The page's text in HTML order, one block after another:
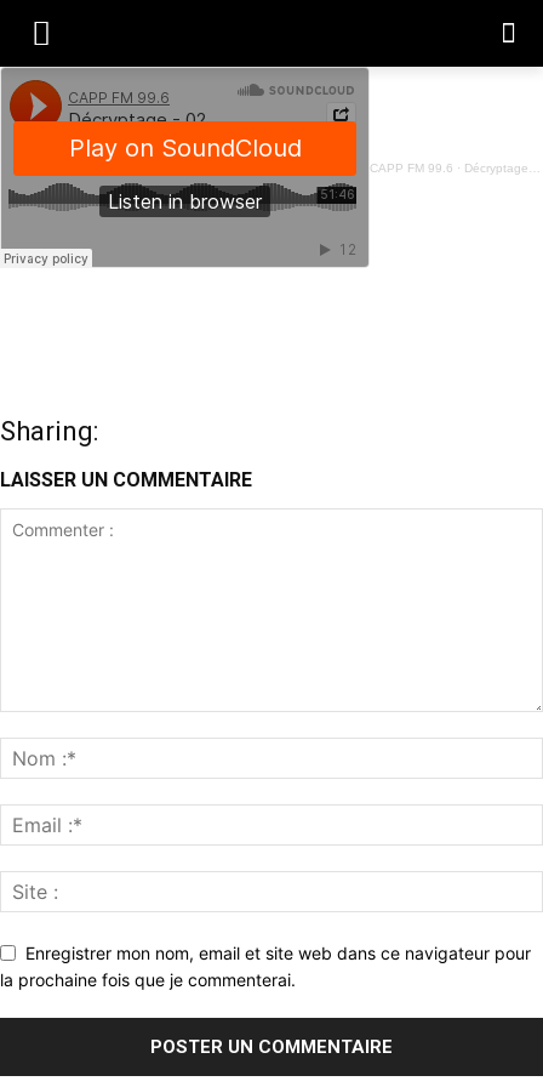
CAPP FM 99.6 · Décryptage - 02 Févier 2024
Sharing:
LAISSER UN COMMENTAIRE
Enregistrer mon nom, email et site web dans ce navigateur pour
la prochaine fois que je commenterai.